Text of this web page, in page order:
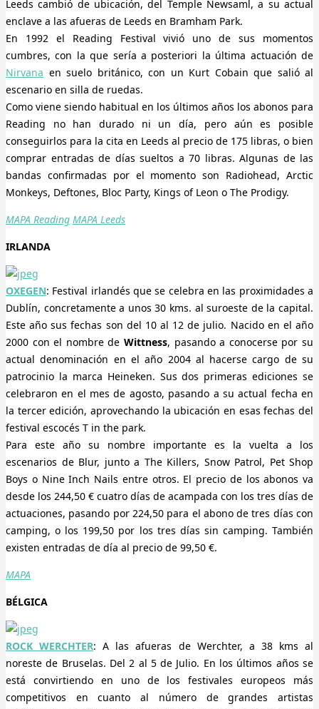
Leeds cambió de ubicación, del Temple Newsaml, a su actual
enclave a las afueras de Leeds en Bramham Park.
En 1992 el Reading Festival vivió uno de sus momentos
cumbres, con la que sería a posteriori la última actuación de
Nirvana en suelo británico, con un Kurt Cobain que salió al
escenario en silla de ruedas.
Como viene siendo habitual en los últimos años los abonos para
Reading no han durado ni un día, pero aún es posible
conseguirlos para la cita en Leeds al precio de 175 libras, o bien
comprar entradas de días sueltos a 70 libras. Algunas de las
bandas confirmadas por el momento son Radiohead, Arctic
Monkeys, Deftones, Bloc Party, Kings of Leon o The Prodigy.
MAPA Reading MAPA Leeds
IRLANDA
OXEGEN: Festival irlandés que se celebra en las proximidades a
Dublín, concretamente a unos 30 kms. al suroeste de la capital.
Este año sus fechas son del 10 al 12 de julio. Nacido en el año
2000 con el nombre de Wittness, pasando a conocerse por su
actual denominación en el año 2004 al hacerse cargo de su
patrocinio la marca Heineken. Sus dos primeras ediciones se
celebraron en el mes de agosto, pasando a su actual fecha en
la tercer edición, aprovechando la ubicación en esas fechas del
festival escocés T in the park.
Para este año su nombre importante es la vuelta a los
escenarios de Blur, junto a The Killers, Snow Patrol, Pet Shop
Boys o Nine Inch Nails entre otros. El precio de los abonos va
desde los 244,50 € cuatro días de acampada con los tres días de
actuaciones, pasando por 224,50 para el abono de tres días con
camping, o los 199,50 por los tres días sin camping. También
existen entradas de día al precio de 99,50 €.
MAPA
BÉLGICA
ROCK WERCHTER: A las afueras de Werchter, a 38 kms al
noreste de Bruselas. Del 2 al 5 de Julio. En los últimos años se
está convirtiendo en uno de los festivales europeos más
competitivos en cuanto al número de grandes artistas